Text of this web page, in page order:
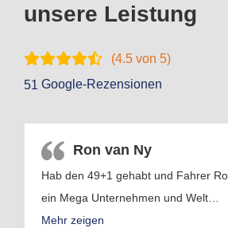
unsere Leistung
(4.5 von 5)
51 Google-Rezensionen
Ron van Ny
Hab den 49+1 gehabt und Fahrer
ein Mega Unternehmen und Welt…
Mehr zeigen